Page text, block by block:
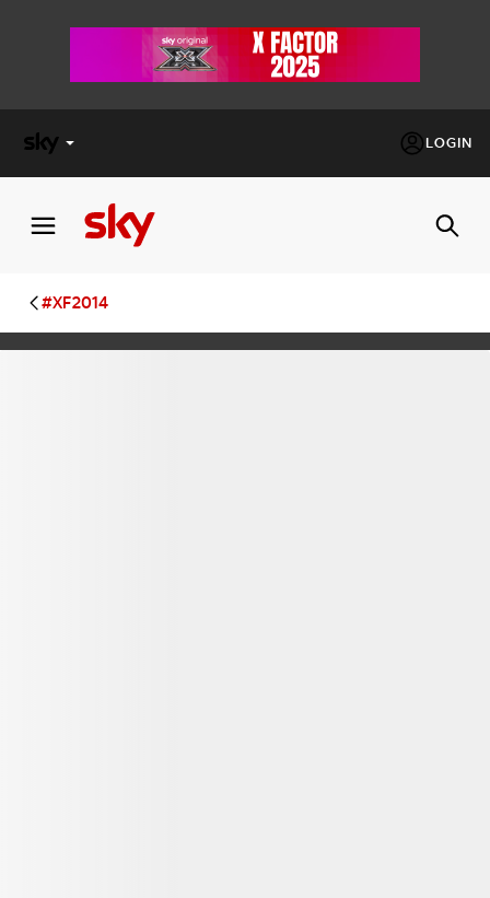
LOGIN
FACTOR
PECHINO
#XF2014